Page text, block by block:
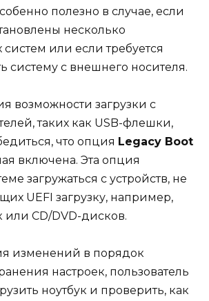
полезно в случае, если
несколько
или если требуется
систему с внешнего носителя.
возможности загрузки с
таких как USB-флешки,
что опция Legacy Boot
включена. Эта опция
загружаться с устройств, не
UEFI загрузку, например,
или CD/DVD-дисков.
изменений в порядок
настроек, пользователь
ноутбук и проверить, как